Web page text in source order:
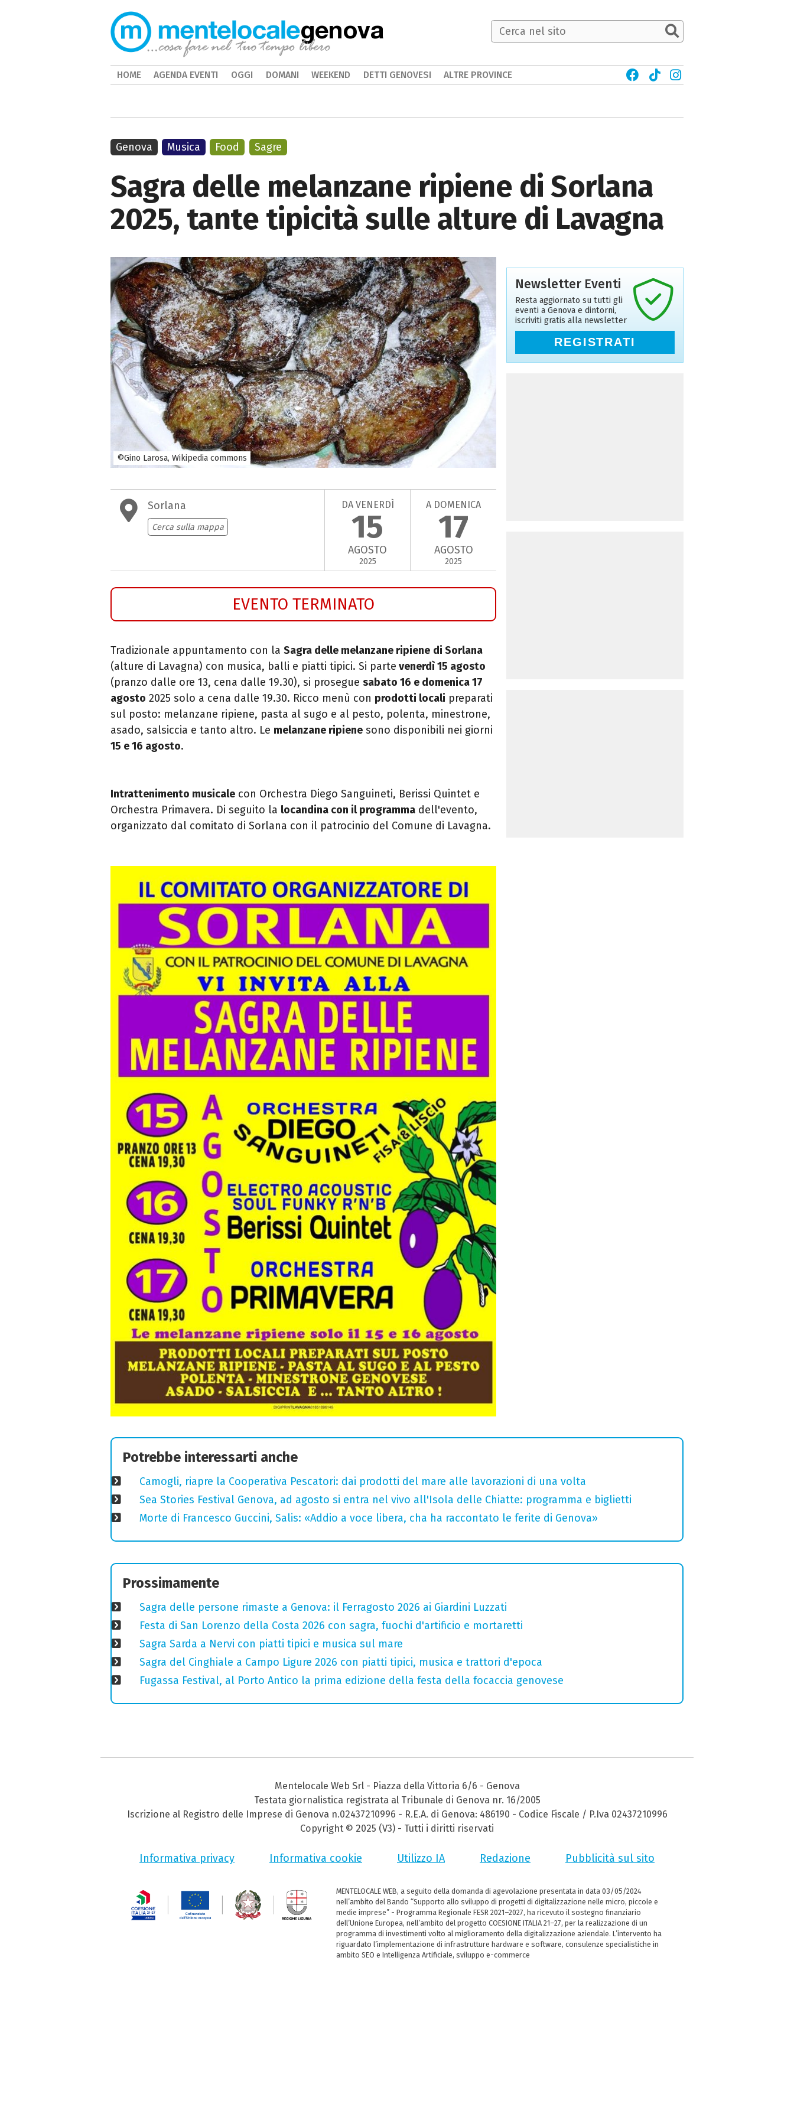
Sagra delle melanzane ripiene di Sorlana
2025, tante tipicità sulle alture di Lavagna
©Gino Larosa, Wikipedia commons
Sorlana
Cerca sulla mappa
DA VENERDÌ
15
AGOSTO
2025
A DOMENICA
17
AGOSTO
2025
EVENTO TERMINATO
Tradizionale appuntamento con la Sagra delle melanzane ripiene di Sorlana
(alture di Lavagna) con musica, balli e piatti tipici. Si parte venerdì 15 agosto
(pranzo dalle ore 13, cena dalle 19.30), si prosegue sabato 16 e domenica 17
agosto 2025 solo a cena dalle 19.30. Ricco menù con prodotti locali preparati
sul posto: melanzane ripiene, pasta al sugo e al pesto, polenta, minestrone,
asado, salsiccia e tanto altro. Le melanzane ripiene sono disponibili nei giorni
15 e 16 agosto.
Intrattenimento musicale con Orchestra Diego Sanguineti, Berissi Quintet e
Orchestra Primavera. Di seguito la locandina con il programma dell'evento,
organizzato dal comitato di Sorlana con il patrocinio del Comune di Lavagna.
Genova Musica Food Sagre
Newsletter Eventi
Resta aggiornato su tutti gli
eventi a Genova e dintorni,
iscriviti gratis alla newsletter
REGISTRATI
Potrebbe interessarti anche
Camogli, riapre la Cooperativa Pescatori: dai prodotti del mare alle lavorazioni di una volta
Sea Stories Festival Genova, ad agosto si entra nel vivo all'Isola delle Chiatte: programma e biglietti
Morte di Francesco Guccini, Salis: «Addio a voce libera, cha ha raccontato le ferite di Genova»
Prossimamente
Sagra delle persone rimaste a Genova: il Ferragosto 2026 ai Giardini Luzzati
Festa di San Lorenzo della Costa 2026 con sagra, fuochi d'artificio e mortaretti
Sagra Sarda a Nervi con piatti tipici e musica sul mare
Sagra del Cinghiale a Campo Ligure 2026 con piatti tipici, musica e trattori d'epoca
Fugassa Festival, al Porto Antico la prima edizione della festa della focaccia genovese
genova
HOME AGENDA EVENTI OGGI DOMANI WEEKEND DETTI GENOVESI ALTRE PROVINCE
Mentelocale Web Srl - Piazza della Vittoria 6/6 - Genova
Testata giornalistica registrata al Tribunale di Genova nr. 16/2005
Iscrizione al Registro delle Imprese di Genova n.02437210996 - R.E.A. di Genova: 486190 - Codice Fiscale / P.Iva 02437210996
Copyright © 2025 (V3) - Tutti i diritti riservati
Informativa privacy Informativa cookie Utilizzo IA Redazione Pubblicità sul sito
MENTELOCALE WEB, a seguito della domanda di agevolazione presentata in data 03/05/2024
nell’ambito del Bando “Supporto allo sviluppo di progetti di digitalizzazione nelle micro, piccole e
medie imprese” - Programma Regionale FESR 2021–2027, ha ricevuto il sostegno finanziario
dell’Unione Europea, nell’ambito del progetto COESIONE ITALIA 21–27, per la realizzazione di un
programma di investimenti volto al miglioramento della digitalizzazione aziendale. L’intervento ha
riguardato l’implementazione di infrastrutture hardware e software, consulenze specialistiche in
ambito SEO e Intelligenza Artificiale, sviluppo e-commerce